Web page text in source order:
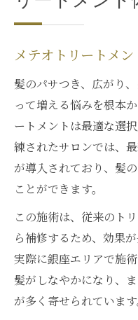
術
美しい髪を叶える
銀座で体験で
新情報
メテオトリー
る理由
美しい髪を目
ト
銀座で話題の
メテオトリー
法
メテオトリートメ
髪のパサつき、広がり
って増える悩みを根本
ートメントは最適な選
練されたサロンでは、
が導入されており、髪
ことができます。
この施術は、従来のト
ら補修するため、効果
実際に銀座エリアで施
髪がしなやかになり、
が多く寄せられています